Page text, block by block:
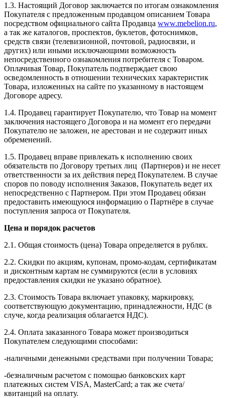
1.3. Настоящий Договор заключается по итогам ознакомления
Покупателя с предложенным продавцом описанием Товара
посредством официального сайта Продавца www.mebelion.ru,
а так же каталогов, проспектов, буклетов, фотоснимков,
средств связи (телевизионной, почтовой, радиосвязи, и
других) или иными исключающими возможность
непосредственного ознакомления потребителя с Товаром.
Оплачивая Товар, Покупатель подтверждает свою
осведомленность в отношении технических характеристик
Товара, изложенных на сайте по указанному в настоящем
Договоре адресу.
1.4. Продавец гарантирует Покупателю, что Товар на момент
заключения настоящего Договора и на момент его передачи
Покупателю не заложен, не арестован и не содержит иных
обременений.
1.5. Продавец вправе привлекать к исполнению своих
обязательств по Договору третьих лиц (Партнеров) и не несет
ответственности за их действия перед Покупателем. В случае
споров по поводу исполнения Заказов, Покупатель ведет их
непосредственно с Партнером. При этом Продавец обязан
предоставить имеющуюся информацию о Партнёре в случае
поступления запроса от Покупателя.
Цена и порядок расчетов
2.1. Общая стоимость (цена) Товара определяется в рублях.
2.2. Скидки по акциям, купонам, промо-кодам, сертификатам
и дисконтным картам не суммируются (если в условиях
предоставления скидки не указано обратное).
2.3. Стоимость Товара включает упаковку, маркировку,
соответствующую документацию, принадлежности, НДС (в
случе, когда реализация облагается НДС).
2.4. Оплата заказанного Товара может производиться
Покупателем следующими способами:
-наличными денежными средствами при получении Товара;
-безналичным расчетом с помощью банковских карт
платежных систем VISA, MasterCard; а так же счета/
квитанций на оплату.